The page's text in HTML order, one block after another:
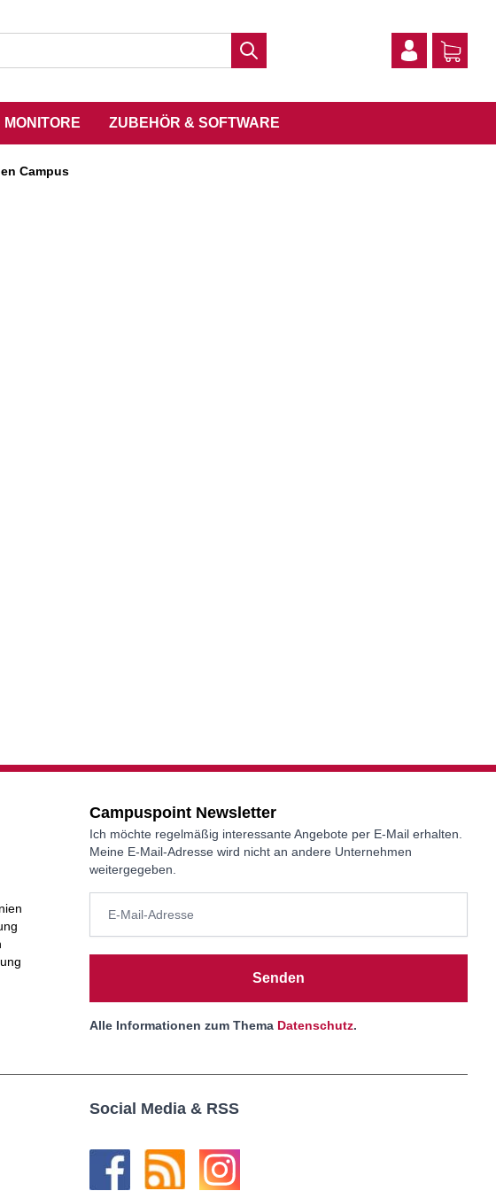
MONITORE ZUBEHÖR & SOFTWARE
Campus
Campuspoint Newsletter
Ich möchte regelmäßig interessante Angebote per E-Mail erhalten.
Meine E-Mail-Adresse wird nicht an andere Unternehmen
weitergegeben.
Senden
Alle Informationen zum Thema Datenschutz.
Social Media & RSS